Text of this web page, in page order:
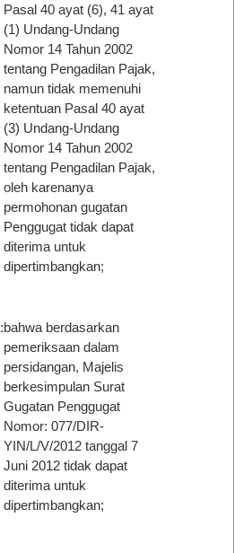
Pasal 40 ayat (6), 41 ayat
(1) Undang-Undang
Nomor 14 Tahun 2002
tentang Pengadilan Pajak,
namun tidak memenuhi
ketentuan Pasal 40 ayat
(3) Undang-Undang
Nomor 14 Tahun 2002
tentang Pengadilan Pajak,
oleh karenanya
permohonan gugatan
Penggugat tidak dapat
diterima untuk
dipertimbangkan;
:bahwa berdasarkan
pemeriksaan dalam
persidangan, Majelis
berkesimpulan Surat
Gugatan Penggugat
Nomor: 077/DIR-
YIN/L/V/2012 tanggal 7
Juni 2012 tidak dapat
diterima untuk
dipertimbangkan;